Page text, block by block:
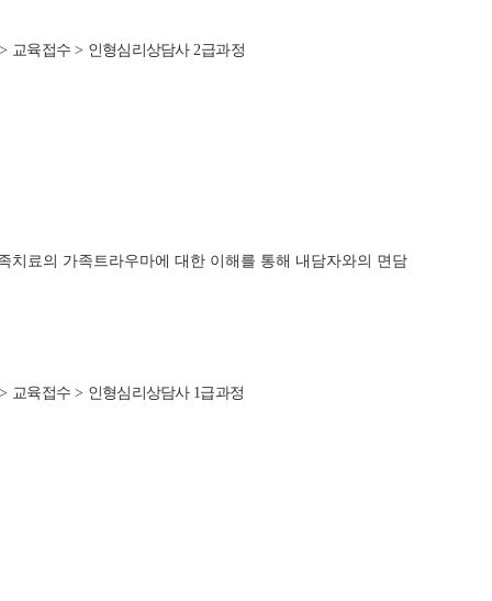
> 교육접수 > 인형심리상담사 2급과정
치료의 가족트라우마에 대한 이해를 통해 내담자와의 면담
> 교육접수 > 인형심리상담사 1급과정